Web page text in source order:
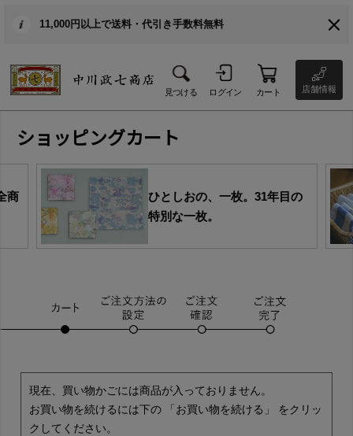
11,000円以上で送料・代引き手数料無料
見つける ログイン カート 店舗情報
ショッピングカート
商
ひとしおの、一枚。31年目の
特別な一枚。
現在、買い物かごには商品が入っておりません。
お買い物を続けるには下の 「お買い物を続ける」 をクリッ
クしてください。